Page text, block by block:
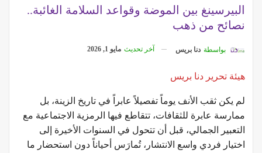
البيرسينغ بين الموضة وقواعد السلامة الغائبة..
نصائح من ذهب
بواسطة دنا بريس آخر تحديث مايو 1, 2026
هيئة تحرير دنا بريس
لم يكن ثقب الأنف يوماً تفصيلاً عابراً في تاريخ الزينة، بل
ممارسة عابرة للثقافات، تتقاطع فيها الرمزية الاجتماعية مع
التعبير الجمالي، قبل أن تتحول في السنوات الأخيرة إلى
اختيار فردي واسع الانتشار، تُمارَس أحياناً دون استحضار ما